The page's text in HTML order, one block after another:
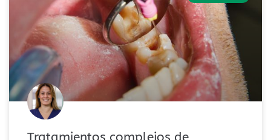
Tratamientos complejos de